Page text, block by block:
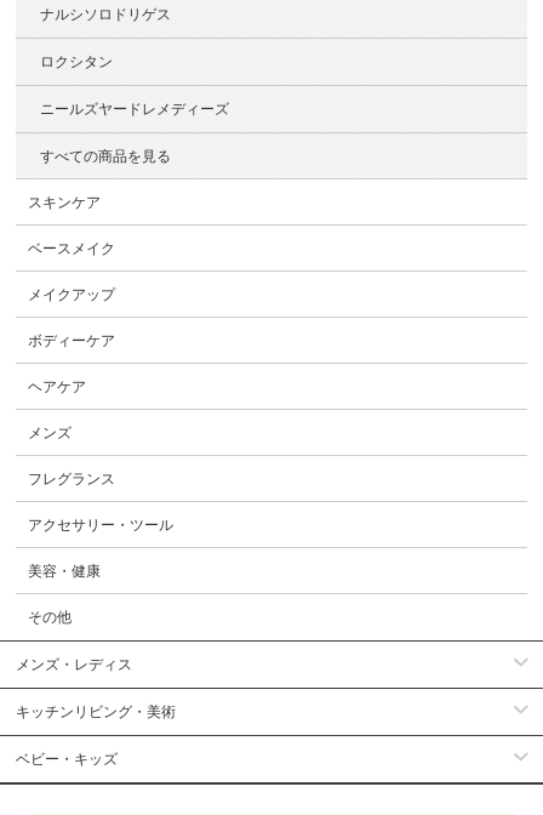
ナルシソロドリゲス
ロクシタン
ニールズヤードレメディーズ
すべての商品を見る
スキンケア
ベースメイク
メイクアップ
ボディーケア
ヘアケア
メンズ
フレグランス
アクセサリー・ツール
美容・健康
その他
メンズ・レディス
キッチンリビング・美術
ベビー・キッズ